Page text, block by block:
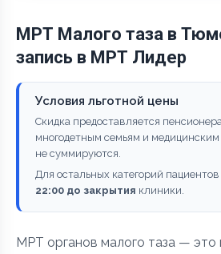
МРТ Малого таза в
запись в МРТ Лидер
Условия льготной цены
Скидка предоставляется
многодетным семьям и
не суммируются.
Для остальных категорий
22:00 до закрытия клиники.
МРТ органов малого таза — это